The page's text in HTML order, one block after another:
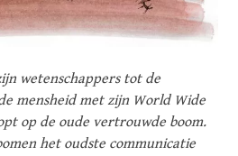
wetenschappers tot de
mensheid met zijn World Wide
op de oude vertrouwde boom.
het oudste communicatie